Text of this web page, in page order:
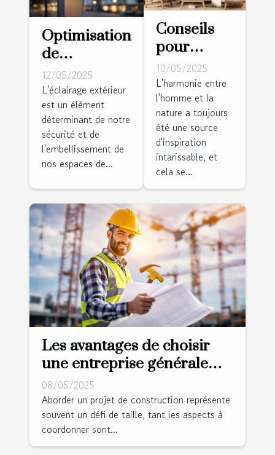
Optimisation
de
l'éclairage
extérieur
pour plus de
sécurité et
d'esthétique
12/05/2025
L'éclairage extérieur
est un élément
déterminant de notre
sécurité et de
l'embellissement de
nos espaces de...
Conseils
pour
intégrer
des
éléments
naturels
dans la
décoration
intérieure
10/05/2025
L'harmonie entre
l'homme et la
nature a toujours
été une source
d'inspiration
intarissable, et
cela se...
Les avantages de choisir
une entreprise générale
pour votre projet de
construction
08/05/2025
Aborder un projet de construction représente
souvent un défi de taille, tant les aspects à
coordonner sont...